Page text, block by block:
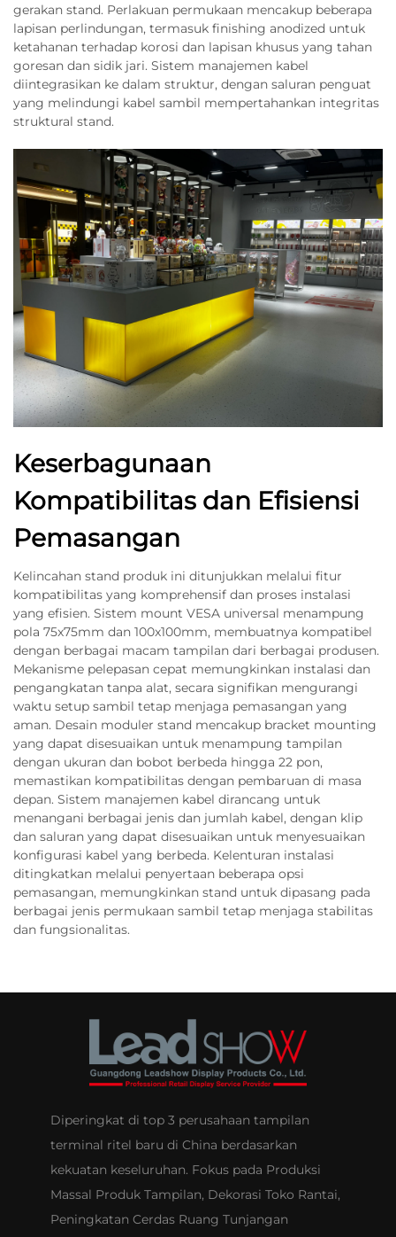
gerakan stand. Perlakuan permukaan mencakup beberapa
lapisan perlindungan, termasuk finishing anodized untuk
ketahanan terhadap korosi dan lapisan khusus yang tahan
goresan dan sidik jari. Sistem manajemen kabel
diintegrasikan ke dalam struktur, dengan saluran penguat
yang melindungi kabel sambil mempertahankan integritas
struktural stand.
Keserbagunaan
Kompatibilitas dan Efisiensi
Pemasangan
Kelincahan stand produk ini ditunjukkan melalui fitur
kompatibilitas yang komprehensif dan proses instalasi
yang efisien. Sistem mount VESA universal menampung
pola 75x75mm dan 100x100mm, membuatnya kompatibel
dengan berbagai macam tampilan dari berbagai produsen.
Mekanisme pelepasan cepat memungkinkan instalasi dan
pengangkatan tanpa alat, secara signifikan mengurangi
waktu setup sambil tetap menjaga pemasangan yang
aman. Desain moduler stand mencakup bracket mounting
yang dapat disesuaikan untuk menampung tampilan
dengan ukuran dan bobot berbeda hingga 22 pon,
memastikan kompatibilitas dengan pembaruan di masa
depan. Sistem manajemen kabel dirancang untuk
menangani berbagai jenis dan jumlah kabel, dengan klip
dan saluran yang dapat disesuaikan untuk menyesuaikan
konfigurasi kabel yang berbeda. Kelenturan instalasi
ditingkatkan melalui penyertaan beberapa opsi
pemasangan, memungkinkan stand untuk dipasang pada
berbagai jenis permukaan sambil tetap menjaga stabilitas
dan fungsionalitas.
Diperingkat di top 3 perusahaan tampilan
terminal ritel baru di China berdasarkan
kekuatan keseluruhan. Fokus pada Produksi
Massal Produk Tampilan, Dekorasi Toko Rantai,
Peningkatan Cerdas Ruang Tunjangan